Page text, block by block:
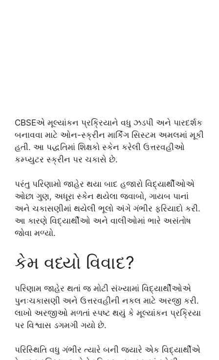
CBSEએ મૂલ્યાંકન પ્રક્રિયાને વધુ ઝડપી અને પારદર્શક
બનાવવા માટે ઓન-સ્ક્રીન માર્કિંગ સિસ્ટમ અમલમાં મૂકી
હતી. આ પદ્ધતિમાં શિક્ષકો સ્કેન કરેલી ઉત્તરવહીઓ
કમ્પ્યુટર સ્ક્રીન પર ચકાસે છે.
પરંતુ પરિણામો જાહેર થયા બાદ હજારો વિદ્યાર્થીઓએ
ઓછા ગુણ, અધૂરા સ્કેન થયેલા જવાબો, ગાયબ પાનાં
અને ચકાસણીમાં થયેલી ભૂલો અંગે ગંભીર ફરિયાદો કરી.
આ કારણે વિદ્યાર્થીઓ અને વાલીઓમાં ભારે અસંતોષ
જોવા મળ્યો.
કેમ વધ્યો વિવાદ?
પરિણામ જાહેર થતાં જ મોટી સંખ્યામાં વિદ્યાર્થીઓએ
પુનઃચકાસણી અને ઉત્તરવહીની નકલ માટે અરજી કરી.
લાખો અરજીઓ મળતાં સ્પષ્ટ થયું કે મૂલ્યાંકન પ્રક્રિયા
પર વિશ્વાસ ડગમગી ગયો છે.
પરિસ્થિતિ વધુ ગંભીર ત્યારે બની જ્યારે એક વિદ્યાર્થીએ